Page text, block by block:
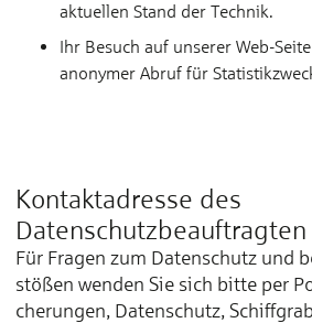
aktuellen Stand der Technik.
Ihr Besuch auf unserer Web-
anonymer Abruf für
Kontaktadresse des
Datenschutzbeauftragten
Für Fra­gen zum Da­ten­schutz und
stößen wen­den Sie sich bit­te per
che­run­gen, Da­ten­schutz,